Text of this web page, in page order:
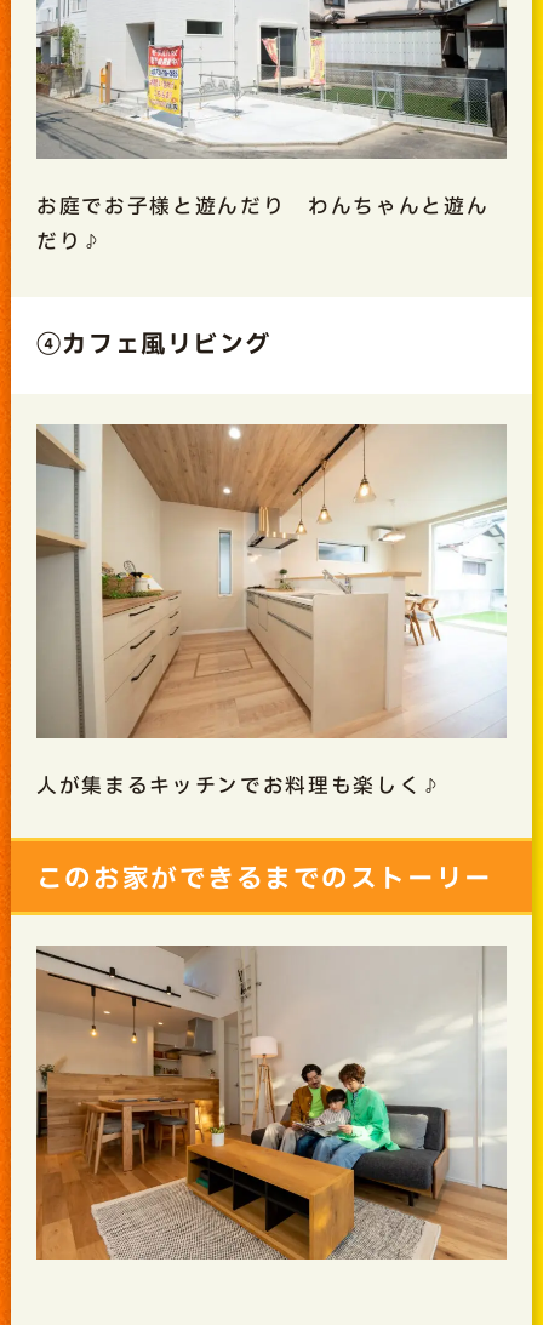
お庭でお子様と遊んだり わんちゃんと遊ん
だり♪
④カフェ風リビング
人が集まるキッチンでお料理も楽しく♪
このお家ができるまでのストーリー